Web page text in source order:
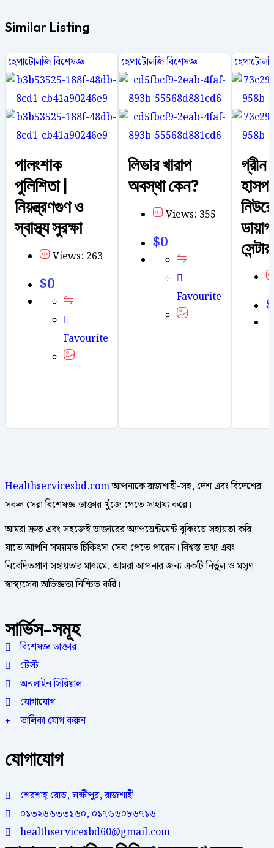
Similar Listing
হেপাটোলজি বিশেষজ্ঞ
পালংশাক
পুলিশিতা |
নিয়ন্ত্রণগুণ ও
স্বাস্থ্য সুরক্ষা
Views: 263
$0
Favourite
হেপাটোলজি বিশেষজ্ঞ
লিভার খারাপ
অবস্থা কেন?
Views: 355
$0
Favourite
গ্রীন
সেন্টার
$
Healthservicesbd.comআপনাকে রাজশাহী-সহ, দেশ এবং বিদেশের
সকল সেরা বিশেষজ্ঞ ডাক্তার খুঁজে পেতে সাহায্য করে।
আমরা দ্রুত এবং সহজেই ডাক্তারের অ্যাপয়েন্টমেন্ট বুকিংয়ে সহায়তা করি
যাতে আপনি সময়মত চিকিৎসা সেবা পেতে পারেন। বিশ্বস্ত তথ্য এবং
নিবেদিতপ্রাণ সহায়তার মাধ্যমে, আমরা আপনার জন্য একটি নির্ভুল ও মসৃণ
স্বাস্থ্যসেবা অভিজ্ঞতা নিশ্চিত করি।
সার্ভিস-সমূহ
বিশেষজ্ঞ ডাক্তার
টেস্ট
অনলাইন সিরিয়াল
যোগাযোগ
তালিকা যোগ করুন
যোগাযোগ
শেরশাহ্ রোড, লক্ষীপুর, রাজশাহী
০১৩২৬৬৩৩১৬০, ০১৭৬৬০৮৬৭১৬
healthservicesbd60@gmail.com